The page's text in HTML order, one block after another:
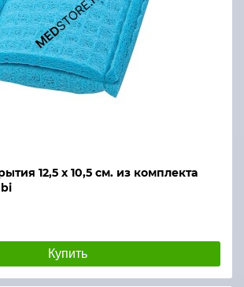
12,5 х 10,5 см. из комплекта
Купить